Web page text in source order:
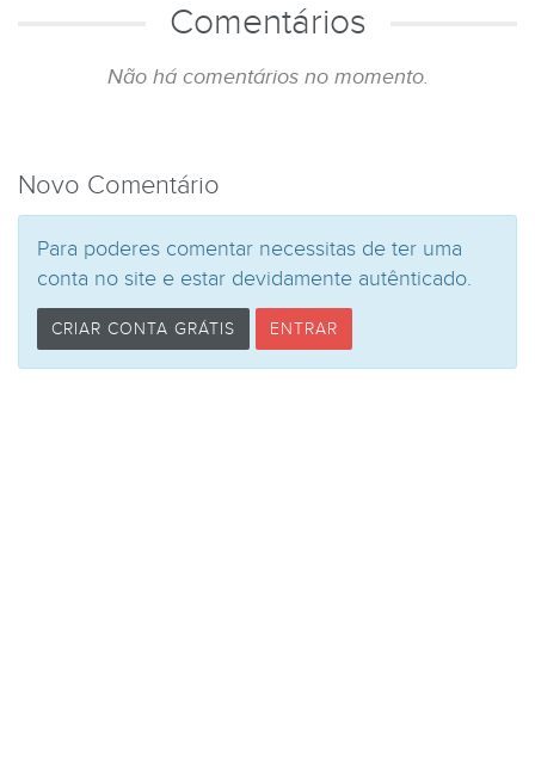
Comentários
Não há comentários no momento.
Novo Comentário
Para poderes comentar necessitas de ter uma
conta no site e estar devidamente autênticado.
CRIAR CONTA GRÁTIS ENTRAR